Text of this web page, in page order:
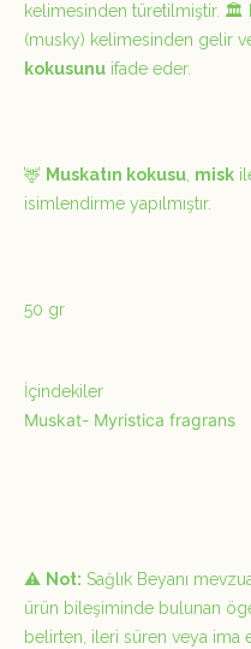
kelimesinden türetilmiştir. 🏛️
(musky) kelimesinden gelir
kokusunu ifade eder.
🦌 Muskatın kokusu, misk
isimlendirme yapılmıştır.
50 gr
İçindekiler
Muskat- Myristica fragrans
⚠️ Not: Sağlık Beyanı
ürün bileşiminde bulunan
belirten, ileri süren veya ima